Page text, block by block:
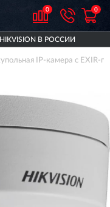
0 0
HIKVISION В РОССИИ
IP-камера с EXIR-